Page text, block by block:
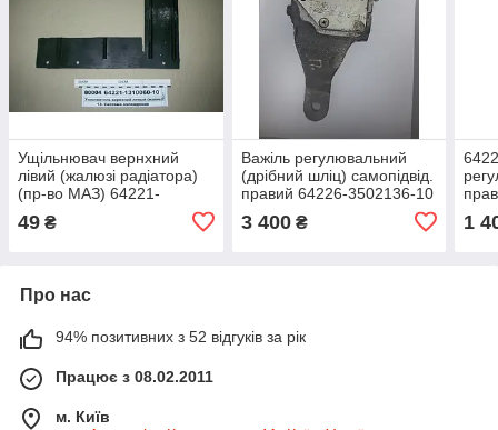
Ущільнювач вернхний
лівий (жалюзі радіатора)
(пр-во МАЗ) 64221-
49 ₴
Важіль регулювальний
(дрібний шліц) самопідвід.
правий 64226-3502136-10
3 400₴ 1
Про нас
94% позитивних з 52 відгуків за рік
Працює з 08.02.2011
м. Київ